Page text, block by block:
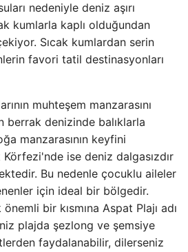
nedeniyle deniz aşırı
kumlarla kaplı olduğundan
Sıcak kumlardan serin
favori tatil destinasyonları
muhteşem manzarasını
berrak denizinde balıklarla
manzarasının keyfini
ise deniz dalgasızdır
Bu nedenle çocuklu aileler
için ideal bir bölgedir.
bir kısmına Aspat Plajı adı
plajda şezlong ve şemsiye
faydalanabilir, dilerseniz